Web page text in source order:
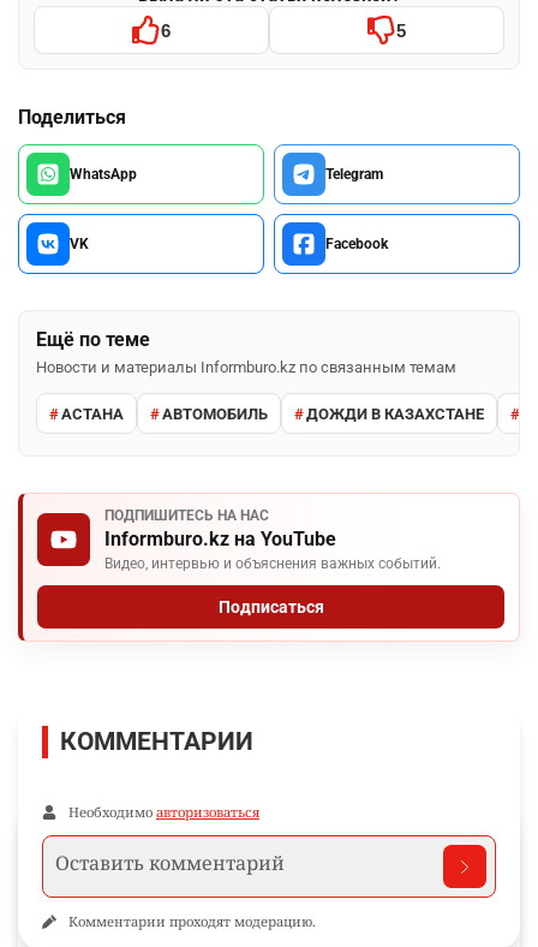
6 5
Поделиться
WhatsApp Telegram
VK Facebook
Ещё по теме
Новости и материалы Informburo.kz по связанным темам
АСТАНА АВТОМОБИЛЬ ДОЖДИ В КАЗАХСТАНЕ
ПОДПИШИТЕСЬ НА НАС
Informburo.kz на YouTube
Видео, интервью и объяснения важных событий.
Подписаться
КОММЕНТАРИИ
Необходимо авторизоваться
Комментарии проходят модерацию.